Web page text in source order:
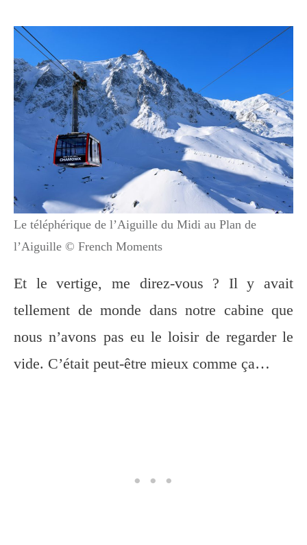
Le téléphérique de l’Aiguille du Midi au Plan de
l’Aiguille © French Moments
Et le vertige, me direz-vous ? Il y avait
tellement de monde dans notre cabine que
nous n’avons pas eu le loisir de regarder le
vide. C’était peut-être mieux comme ça…